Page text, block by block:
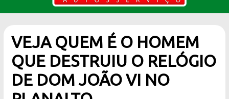
VEJA QUEM É O HOMEM
QUE DESTRUIU O RELÓGIO
DE DOM JOÃO VI NO